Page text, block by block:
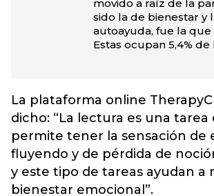
movido a raíz de la
sido la de bienestar y
autoayuda, fue la que
Estas ocupan 5,4% de
La plataforma online
dicho: “La lectura es una tarea
permite tener la sensación de
fluyendo y de pérdida de
y este tipo de tareas ayudan a
bienestar emocional”.